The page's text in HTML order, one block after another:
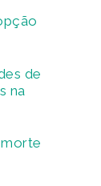
de
na